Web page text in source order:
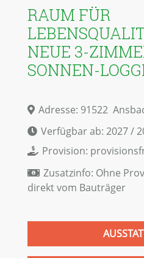
RAUM FÜR
NEUE 3-
SONNEN-
Adresse: 91522
Verfügbar ab:2027 /
Provision:
Zusatzinfo: Ohne
direkt vom Bauträger